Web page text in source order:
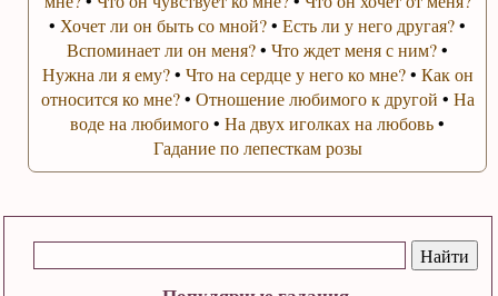
• Хочет ли он быть со мной?•Есть ли у него другая?•
Вспоминает ли он меня?•Что ждет меня с ним?•
Нужна ли я ему?• Что на сердце у него ко мне?• Как он
относится ко мне?• Отношение любимого к другой • На
воде на любимого•На двух иголках на любовь•
Гадание по лепесткам розы